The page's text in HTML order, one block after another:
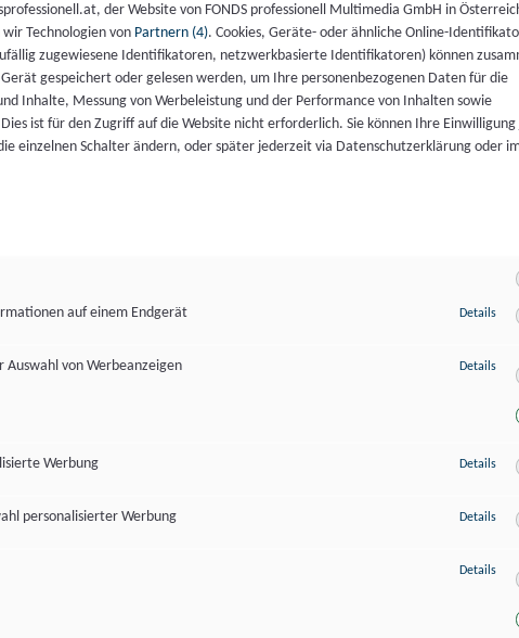
der Website von FONDS professionell Multimedia GmbH in
Technologien von Partnern (4). Cookies, Geräte- oder ähnliche Online-
zugewiesene Identifikatoren, netzwerkbasierte Identifikatoren) können
gespeichert oder gelesen werden, um Ihre personenbezogenen Daten für die
Inhalte, Messung von Werbeleistung und der Performance von Inhalten sowie
ist für den Zugriff auf die Website nicht erforderlich. Sie können Ihre
einzelnen Schalter ändern, oder später jederzeit via Datenschutzerklärung oder
auf einem Endgerät
Details zu
von Werbeanzeigen
Details zu
Werbung
Details zu
personalisierter Werbung
Details zu
Details zu